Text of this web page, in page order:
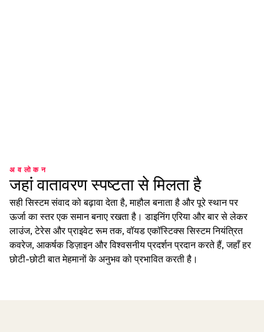
अवलोकन
जहां वातावरण स्पष्टता से मिलता है
सही सिस्टम संवाद को बढ़ावा देता है, माहौल बनाता है और पूरे स्थान पर
ऊर्जा का स्तर एक समान बनाए रखता है। डाइनिंग एरिया और बार से लेकर
लाउंज, टेरेस और प्राइवेट रूम तक, वॉयड एकॉस्टिक्स सिस्टम नियंत्रित
कवरेज, आकर्षक डिज़ाइन और विश्वसनीय प्रदर्शन प्रदान करते हैं, जहाँ हर
छोटी-छोटी बात मेहमानों के अनुभव को प्रभावित करती है।